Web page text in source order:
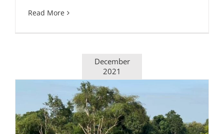
Read More
December
2021